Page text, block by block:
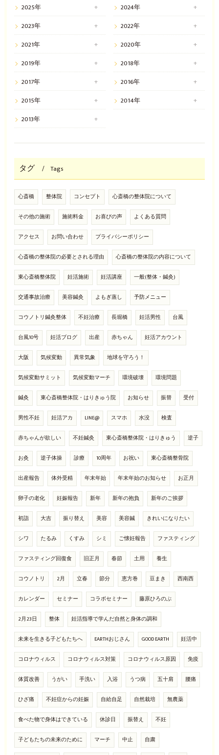
2025年
2024年
2023年
2022年
2021年
2020年
2019年
2018年
2017年
2016年
2015年
2014年
2013年
タグ Tags
心斎橋 整体院 コンセプト 心斎橋の整体院について
その他の施術 施術料金 お喜びの声 よくある質問
アクセス お問い合わせ プライバシーポリシー
心斎橋の整体院の必要とされる理由 心斎橋の整体院の内容について
東心斎橋整体院 妊活施術 妊活講座 一般(整体・鍼灸)
交通事故治療 美容鍼灸 よもぎ蒸し 予防メニュー
コウノトリ鍼灸整体 不妊治療 長堀橋 妊活男性 台風
台風10号 妊活ブログ 出産 赤ちゃん 妊活アカウント
大阪 気候変動 異常気象 地球を守ろう！
気候変動サミット 気候変動マーチ 環境破壊 環境問題
鍼灸 東心斎橋整体院・はりきゅう院 お知らせ 振替 受付
男性不妊 妊活アカ LINE@ スマホ 水没 検査
赤ちゃんが欲しい 不妊鍼灸 東心斎橋整体院・はりきゅう 逆子
お灸 逆子体操 診療 10周年 お祝い 東心斎橋整骨院
出産報告 体外受精 年末年始 年末年始のお知らせ お正月
卵子の老化 妊娠報告 新年 新年の抱負 新年のご挨拶
初詣 大吉 振り替え 美容 美容鍼 きれいになりたい
シワ たるみ くすみ シミ ご懐妊報告 ファスティング
ファスティング回復食 旧正月 春節 土用 養生
コウノトリ 2月 立春 節分 恵方巻 豆まき 西南西
カレンダー セミナー コラボセミナー 藤原ひろのぶ
2月23日 整体 妊活指導で学んだ自然と身体の調和
未来を生きる子どもたちへ EARTHおじさん GOOD EARTH 妊活中
コロナウィルス コロナウィルス対策 コロナウィルス原因 免疫
体質改善 うがい 手洗い 入浴 うつ病 五十肩 腰痛
ひざ痛 不妊症からの妊娠 自給自足 自然栽培 無農薬
食べた物で身体はできている 休診日 振替え 不妊
子どもたちの未来のために マーチ 中止 自粛